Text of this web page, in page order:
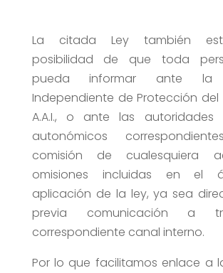
La citada Ley también
posibilidad de que toda
pueda informar ante la
Independiente de Protección del
A.A.I., o ante las autoridades
autonómicos
comisión de cualesquiera
omisiones incluidas en el
aplicación de la ley, ya sea
previa comunicación a
correspondiente canal interno.
Por lo que facilitamos enlace a